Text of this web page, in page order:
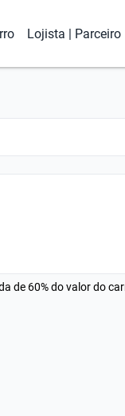
Lojista | Parceiro
60% do valor do